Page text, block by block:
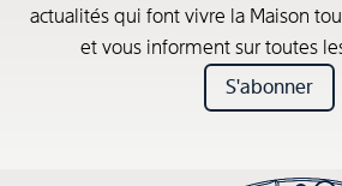
actualités qui font vivre la Maison
et vous informent sur toutes
S'abonner